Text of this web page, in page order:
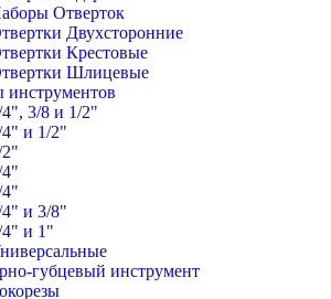
Отверток
Двухсторонние
Крестовые
Шлицевые
инструментов
4", 3/8 и 1/2"
4" и 1/2"
2"
4"
4" и 3/8"
4" и 1"
губцевый инструмент